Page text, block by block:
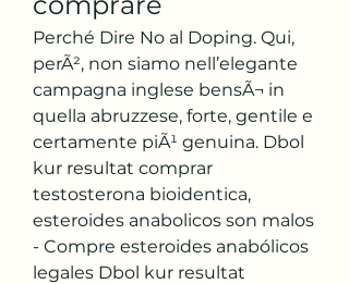
Perché Dire No al Doping. Qui,
perÃ², non siamo nell’elegante
campagna inglese bensÃ¬ in
quella abruzzese, forte, gentile e
certamente piÃ¹ genuina. Dbol
kur resultat comprar
testosterona bioidentica,
esteroides anabolicos son malos
- Compre esteroides anabólicos
legales Dbol kur resultat